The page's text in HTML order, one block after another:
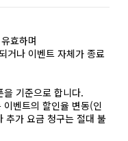
효하며
거나 이벤트 자체가 종료
기준으로 합니다.
벤트의 할인율 변동(인
추가 요금 청구는 절대 불